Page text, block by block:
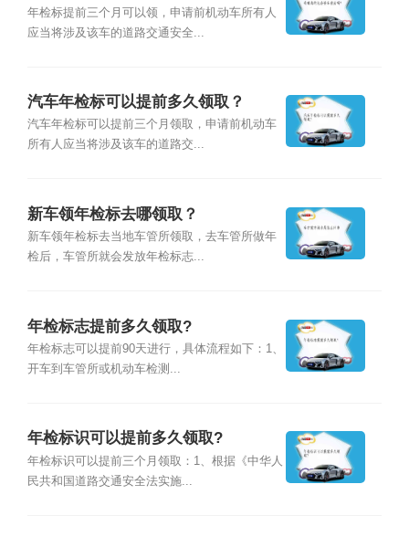
年检标提前三个月可以领，申请前机动车所有人
应当将涉及该车的道路交通安全...
汽车年检标可以提前多久领取？
汽车年检标可以提前三个月领取，申请前机动车
所有人应当将涉及该车的道路交...
新车领年检标去哪领取？
新车领年检标去当地车管所领取，去车管所做年
检后，车管所就会发放年检标志...
年检标志提前多久领取?
年检标志可以提前90天进行，具体流程如下：1、
开车到车管所或机动车检测...
年检标识可以提前多久领取?
年检标识可以提前三个月领取：1、根据《中华人
民共和国道路交通安全法实施...